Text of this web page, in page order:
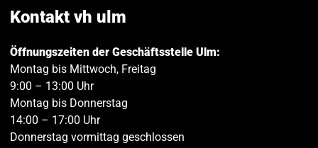
Kontakt vh ulm
Öffnungszeiten der Geschäftsstelle Ulm:
Montag bis Mittwoch, Freitag
9:00 – 13:00 Uhr
Montag bis Donnerstag
14:00 – 17:00 Uhr
Donnerstag vormittag geschlossen